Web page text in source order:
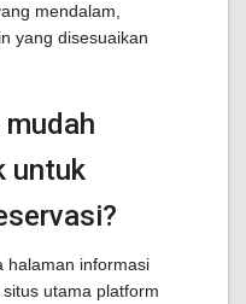
mendalam,
yang disesuaikan
untuk
halaman informasi
utama platform